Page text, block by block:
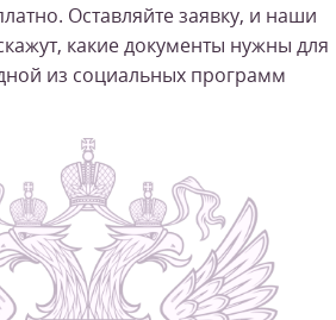
Оставляйте заявку, и наши
какие документы нужны для
из социальных программ